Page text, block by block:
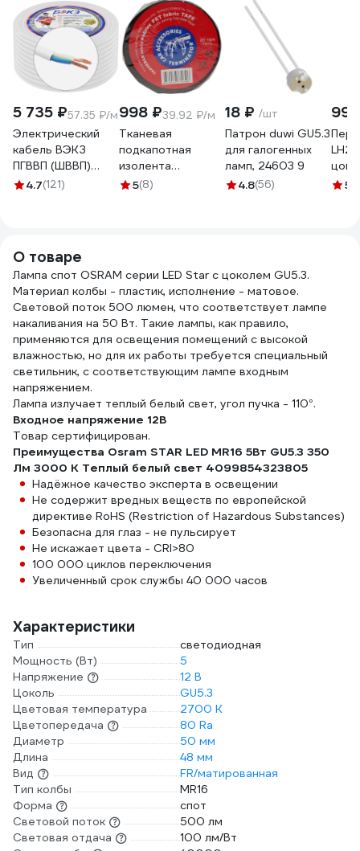
5 735 ₽57.35 ₽/м
Электрический
кабель ВЭКЗ
ПГВВП (ШВВП)
2x1,5 мм2 ГОСТ
4.7(121)
998 ₽39.92 ₽/м
Тканевая
подкапотная
изолента
Terminator Izt
5(8)
18 ₽ /шт
Патрон duwi GU5.3
для галогенных
ламп, 24603 9
4.8(56)
99
5
О товаре
Лампа спот OSRAM серии LED Star с цоколем GU5.3.
Материал колбы - пластик, исполнение - матовое.
Световой поток 500 люмен, что соответствует лампе
накаливания на 50 Вт. Такие лампы, как правило,
применяются для освещения помещений с высокой
влажностью, но для их работы требуется специальный
светильник, с соответствующим лампе входным
напряжением.
Лампа излучает теплый белый свет, угол пучка - 110°.
Входное напряжение 12В
Товар сертифицирован.
Преимущества Osram STAR LED MR16 5Вт GU5.3 350
Лм 3000 К Теплый белый свет 4099854323805
Надёжное качество эксперта в освещении
Не содержит вредных веществ по европейской
директиве RoHS (Restriction of Hazardous Substances)
Безопасна для глаз - не пульсирует
Не искажает цвета - CRI>80
100 000 циклов переключения
Увеличенный срок службы 40 000 часов
Характеристики
Тип
светодиодная
Мощность (Вт)
5
Напряжение
12 В
Цоколь
GU5.3
Цветовая температура
2700 К
Цветопередача
80 Ra
Диаметр
50 мм
Длина
48 мм
Вид
FR/матированная
Тип колбы
MR16
Форма
спот
Световой поток
500 лм
Световая отдача
100 лм/Вт